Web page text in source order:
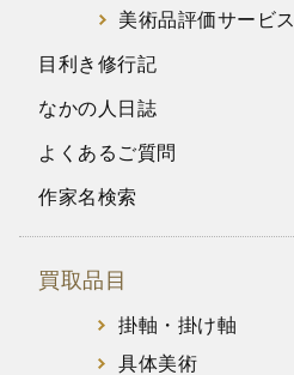
美術品評価サービス
目利き修行記
なかの人日誌
よくあるご質問
作家名検索
買取品目
掛軸・掛け軸
具体美術